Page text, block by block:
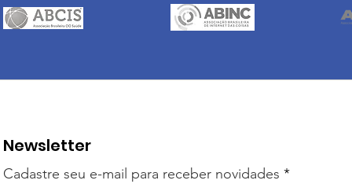
Newsletter
Cadastre seu e-mail para receber novidades